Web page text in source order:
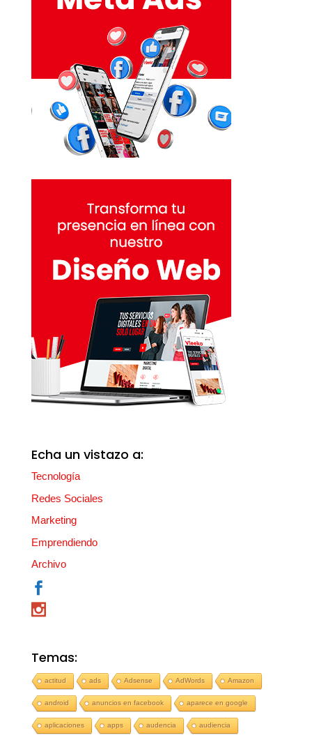
Echa un vistazo a:
Tecnología
Redes Sociales
Marketing
Emprendiendo
Archivo
Temas:
actitud ads Adsense AdWords Amazon
android anuncios en facebook aparece en google
aplicaciones apps audencia audiencia